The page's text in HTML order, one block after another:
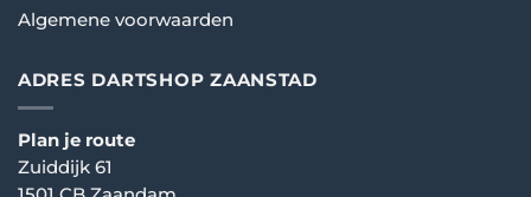
Algemene voorwaarden
ADRES DARTSHOP ZAANSTAD
Plan je route
Zuiddijk 61